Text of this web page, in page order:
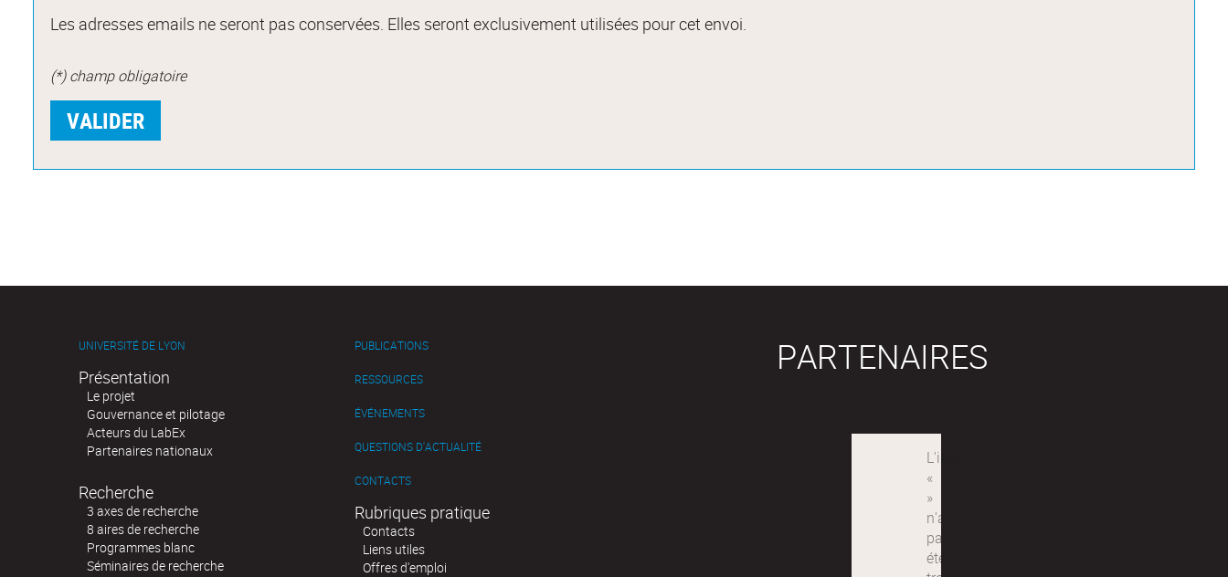
Les adresses emails ne seront pas conservées. Elles seront exclusivement utilisées pour cet envoi.
(*) champ obligatoire
UNIVERSITÉ DE LYON
Présentation
Le projet
Gouvernance et pilotage
Acteurs du LabEx
Partenaires nationaux
Recherche
3 axes de recherche
8 aires de recherche
Programmes blanc
Séminaires de recherche
PUBLICATIONS
RESSOURCES
ÉVÉNEMENTS
QUESTIONS D'ACTUALITÉ
CONTACTS
Rubriques pratique
Contacts
Liens utiles
Offres d'emploi
PARTENAIRES